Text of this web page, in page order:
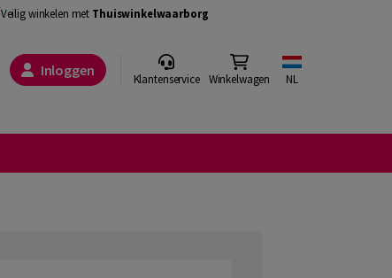
Veilig winkelen met Thuiswinkelwaarborg
Inloggen Klantenservice Winkelwagen NL